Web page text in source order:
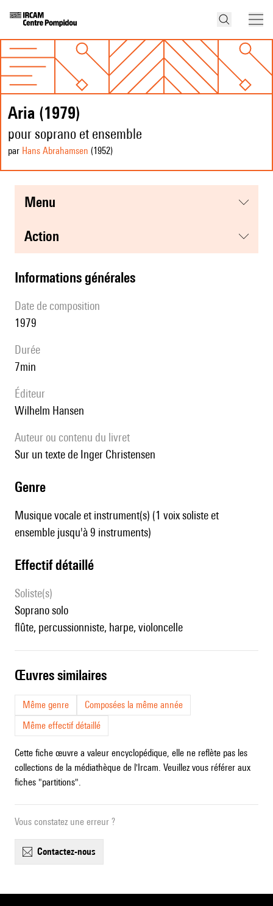
Aria (1979)
pour soprano et ensemble
par Hans Abrahamsen (1952)
menu
action
informations générales
date de composition
1979
durée
7min
éditeur
Wilhelm Hansen
Auteur ou contenu du livret
sur un texte de Inger Christensen
genre
Musique vocale et instrument(s) (1 voix soliste et
ensemble jusqu'à 9 instruments)
effectif détaillé
Soliste(s)
soprano solo
flûte, percussionniste, harpe, violoncelle
œuvres similaires
Même genre
Composées la même année
Même effectif détaillé
Cette fiche œuvre a valeur encyclopédique, elle ne reflète pas les
collections de la médiathèque de l'Ircam. Veuillez vous référer aux
fiches "partitions".
Vous constatez une erreur ?
contactez-nous